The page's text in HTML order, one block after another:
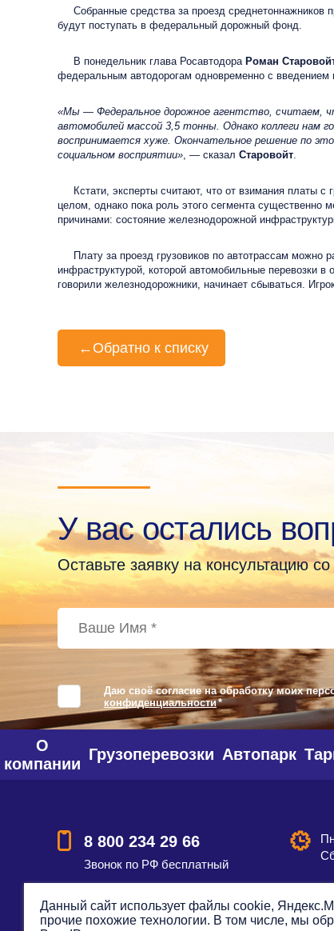
Собранные средства за проезд среднетоннажников
будут поступать в федеральный дорожный фонд.
В понедельник глава Росавтодора Роман
федеральным автодорогам одновременно с введением
«Мы — Федеральное дорожное агентство, считаем,
автомобилей массой 3,5 тонны. Однако коллеги нам
воспринимается хуже. Окончательное решение по
социальном восприятии», — сказал Старовойт.
Кстати, эксперты считают, что от взимания платы с
целом, однако пока роль этого сегмента существенно
причинами: состояние железнодорожной
Плату за проезд грузовиков по автотрассам можно
инфраструктурой, которой автомобильные перевозки
говорили железнодорожники, начинает сбываться.
← Обратно к списку
У вас остались
Оставьте заявку на консультацию
Даю своё согласие на обработку моих
конфиденциальности*
О
компании
Грузоперевозки Автопарк
8 800 234 29 66
Звонок по РФ бесплатный
Смотреть на карте
Данный сайт использует файлы cookie,
прочие похожие технологии. В том числе, мы